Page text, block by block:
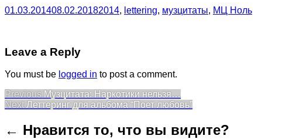
01.03.201408.02.20182014, lettering, музцитаты, МЦ Ноль
Leave a Reply
You must be logged in to post a comment.
Post
navigation
Previous Previous
post:
Музцитата: Наркотики нельзя…
Next Next
Леттеринг для альбома “Поет любовь”
← Нравится то, что вы видите?